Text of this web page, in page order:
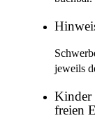
jeweils
Kinder
freien